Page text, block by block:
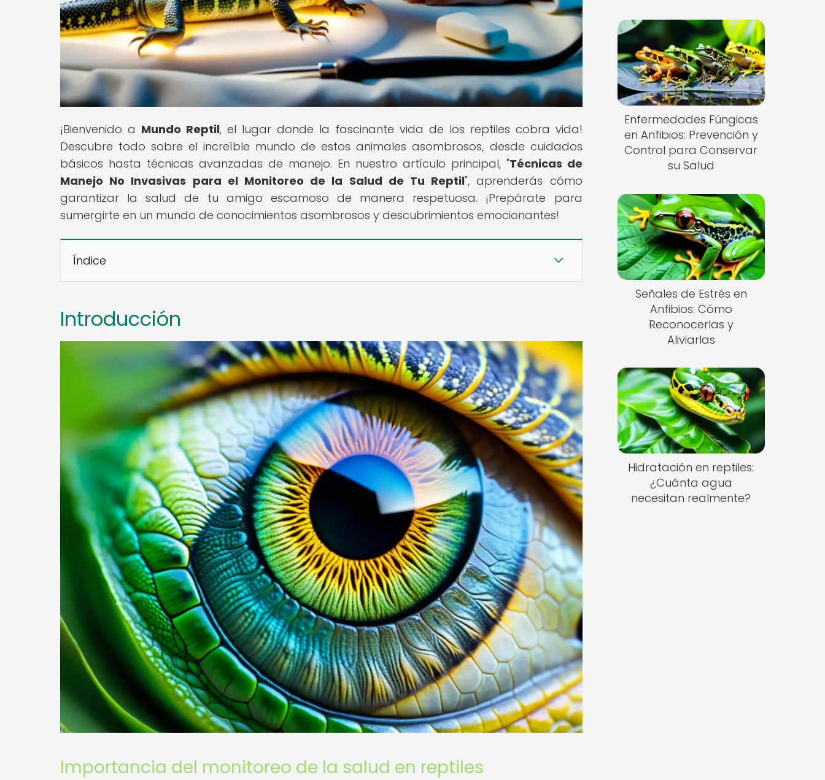
¡Bienvenido a Mundo Reptil, el lugar donde la fascinante vida de los reptiles cobra vida!
Descubre todo sobre el increíble mundo de estos animales asombrosos, desde cuidados
básicos hasta técnicas avanzadas de manejo. En nuestro artículo principal, "Técnicas de
Manejo No Invasivas para el Monitoreo de la Salud de Tu Reptil", aprenderás cómo
garantizar la salud de tu amigo escamoso de manera respetuosa. ¡Prepárate para
sumergirte en un mundo de conocimientos asombrosos y descubrimientos emocionantes!
Índice
Introducción
Importancia del monitoreo de la salud en reptiles
Enfermedades Fúngicas
en Anfibios: Prevención y
Control para Conservar
su Salud
Señales de Estrés en
Anfibios: Cómo
Reconocerlas y
Aliviarlas
Hidratación en reptiles:
¿Cuánta agua
necesitan realmente?